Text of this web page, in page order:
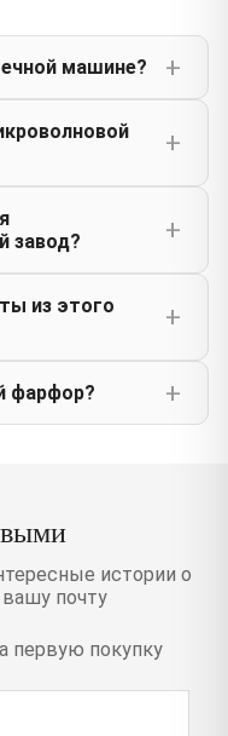
машине?
завод?
из этого
фарфор?
истории о
почту
первую покупку